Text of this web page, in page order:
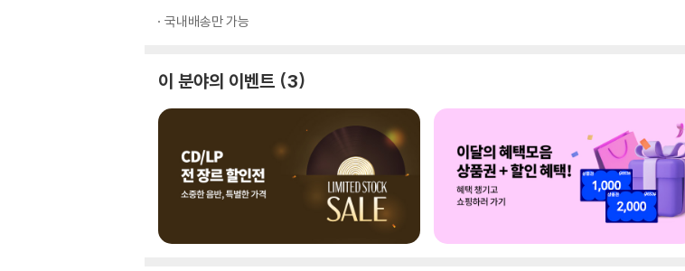
국내배송만 가능
이 분야의 이벤트 3